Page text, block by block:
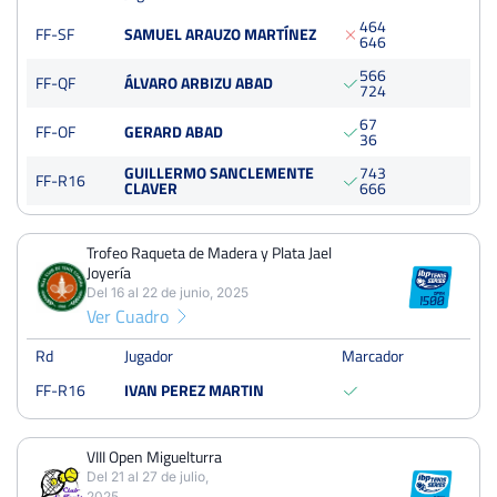
Del 13 al 19 de mayo, 2024
VIII Open Miguelturra
Cuartos
Tierra
FF-SF
SAMUEL ARAUZO MARTÍNEZ 4
6
6
4
4
6
FF-QF
ÁLVARO ARBIZU ABAD 5
7
6
2
6
4
FF-OF
GERARD ABAD 6
3
7
6
FF-R16
GUILLERMO SANCLEMENTE
CLAVER
7
6
4
6
3
6
Trofeo Raqueta de Madera y Plata Jael
Joyería
Del 16 al 22 de junio, 2025
Ver Cuadro
Rd Jugador
Marcador
FF-R16
IVAN PEREZ MARTIN
VIII Open Miguelturra
Del 21 al 27 de julio,